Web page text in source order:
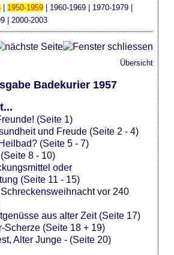
| 1950-1959 | 1960-1969 | 1970-1979 |
| 2000-2003
Übersicht
Badekurier 1957
(Seite 1)
und Freude (Seite 2 - 4)
(Seite 5 - 7)
8 - 10)
oder
(Seite 11 - 15)
vor 240
aus alter Zeit (Seite 17)
Scherze (Seite 18 + 19)
Alter Junge - (Seite 20)